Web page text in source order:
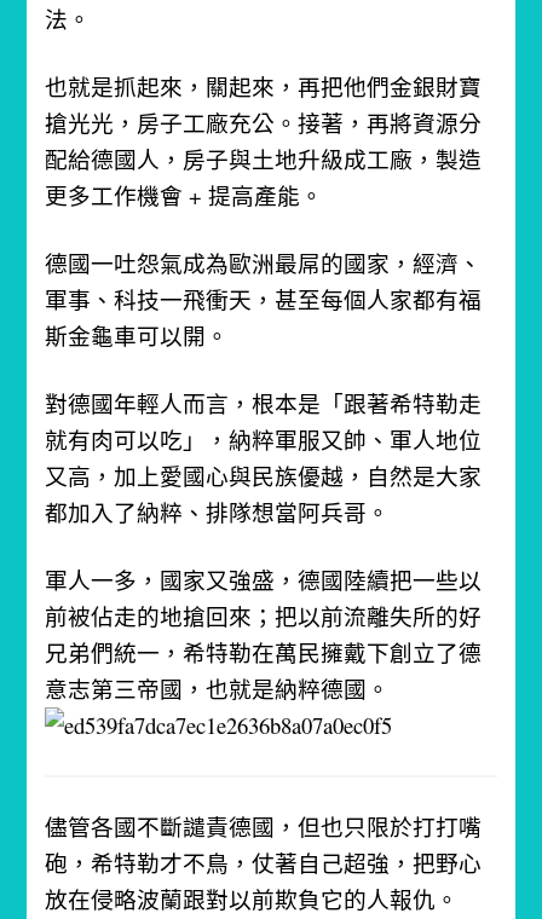
法。
也就是抓起來，關起來，再把他們金銀財寶
搶光光，房子工廠充公。接著，再將資源分
配給德國人，房子與土地升級成工廠，製造
更多工作機會 + 提高產能。
德國一吐怨氣成為歐洲最屌的國家，經濟、
軍事、科技一飛衝天，甚至每個人家都有福
斯金龜車可以開。
對德國年輕人而言，根本是「跟著希特勒走
就有肉可以吃」，納粹軍服又帥、軍人地位
又高，加上愛國心與民族優越，自然是大家
都加入了納粹、排隊想當阿兵哥。
軍人一多，國家又強盛，德國陸續把一些以
前被佔走的地搶回來；把以前流離失所的好
兄弟們統一，希特勒在萬民擁戴下創立了德
意志第三帝國，也就是納粹德國。
儘管各國不斷譴責德國，但也只限於打打嘴
砲，希特勒才不鳥，仗著自己超強，把野心
放在侵略波蘭跟對以前欺負它的人報仇。